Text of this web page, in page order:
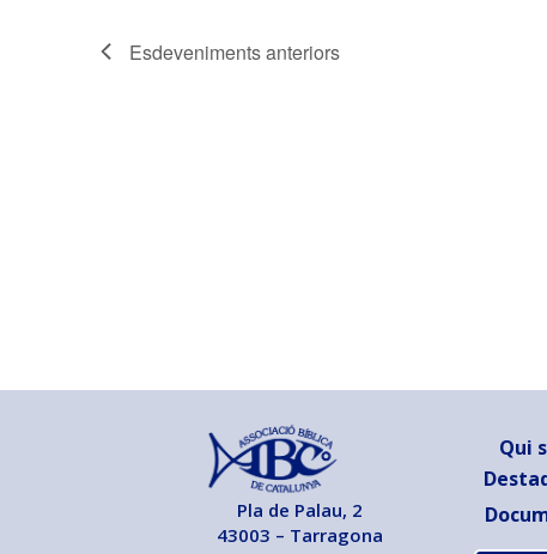
Esdevenimentsanteriors
Pla de Palau, 2
43003 – Tarragona
Qui